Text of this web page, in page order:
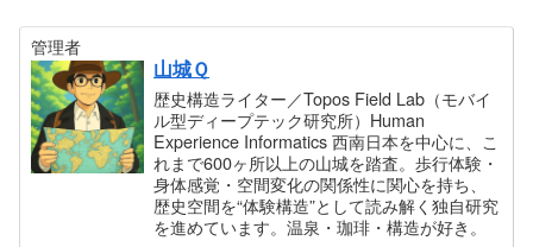
管理者
山城Ｑ
歴史構造ライター／Topos Field Lab（モバイ
ル型ディープテック研究所）Human
Experience Informatics 西南日本を中心に、こ
れまで600ヶ所以上の山城を踏査。歩行体験・
身体感覚・空間変化の関係性に関心を持ち、
歴史空間を“体験構造”として読み解く独自研究
を進めています。温泉・珈琲・構造が好き。